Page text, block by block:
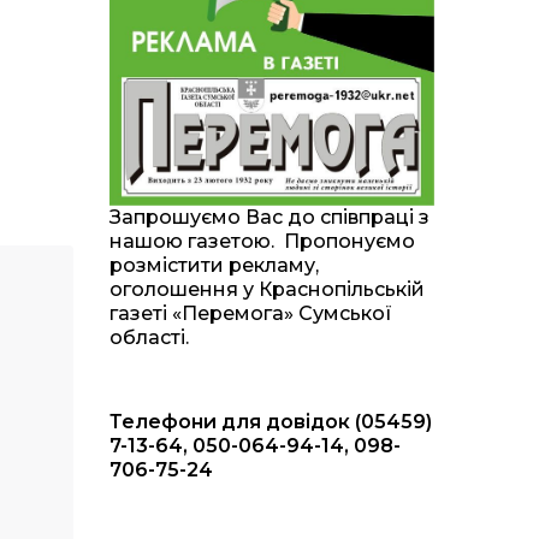
20:00
28 лип
Житлові сертифікати,
підготовка до зими та
підтримка ВПО: підсумки
засідання виконкому
Краснопільської
селищної ради
10:36
28 лип
Валентина Масалітіна:
«Нас тримає віра в
Перемогу і повернення
додому»
10:31
28 лип
Знову біль… Знову
втрата… На щиті
16:57
24 лип
Обмежено придатний,
але безмежно
вмотивований: Як
колишній лісівник став
Запрошуємо Вас до співпраці з
нашою газетою. Пропонуємо
розмістити рекламу,
оголошення у Краснопільській
газеті «Перемога» Сумської
області.
Телефони для довідок (05459)
7-13-64, 050-064-94-14, 098-
706-75-24